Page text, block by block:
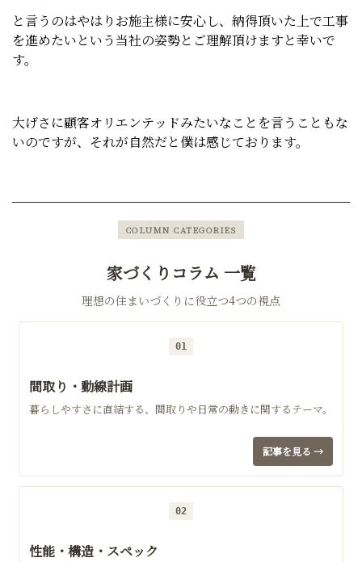
と言うのはやはりお施主様に安心し、納得頂いた上で工事
を進めたいという当社の姿勢とご理解頂けますと幸いで
す。
大げさに顧客オリエンテッドみたいなことを言うこともな
いのですが、それが自然だと僕は感じております。
COLUMN CATEGORIES
家づくりコラム 一覧
理想の住まいづくりに役立つ4つの視点
01
間取り・動線計画
暮らしやすさに直結する、間取りや日常の動きに関するテーマ。
記事を見る →
02
性能・構造・スペック